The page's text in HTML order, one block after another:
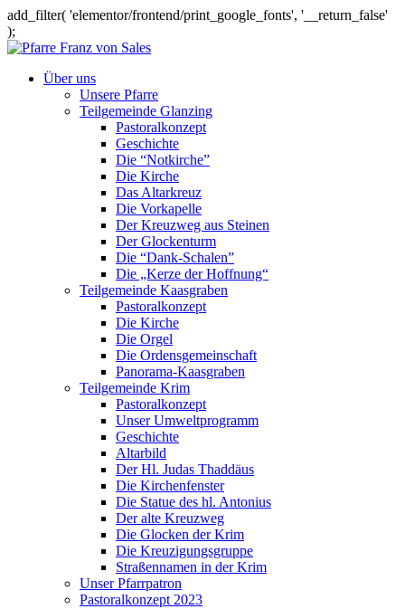
add_filter( 'elementor/frontend/print_google_fonts', '__return_false'
);
Über uns
Unsere Pfarre
Teilgemeinde Glanzing
Pastoralkonzept
Geschichte
Die “Notkirche”
Die Kirche
Das Altarkreuz
Die Vorkapelle
Der Kreuzweg aus Steinen
Der Glockenturm
Die “Dank-Schalen”
Die „Kerze der Hoffnung“
Teilgemeinde Kaasgraben
Pastoralkonzept
Die Kirche
Die Orgel
Die Ordensgemeinschaft
Panorama-Kaasgraben
Teilgemeinde Krim
Pastoralkonzept
Unser Umweltprogramm
Geschichte
Altarbild
Der Hl. Judas Thaddäus
Die Kirchenfenster
Die Statue des hl. Antonius
Der alte Kreuzweg
Die Glocken der Krim
Die Kreuzigungsgruppe
Straßennamen in der Krim
Unser Pfarrpatron
Pastoralkonzept 2023